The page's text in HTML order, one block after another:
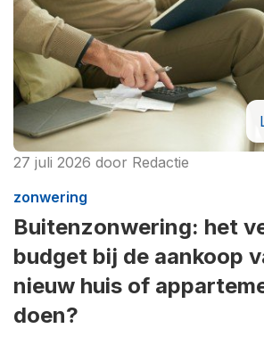
27 juli 2026 door Redactie
zonwering
Buitenzonwering: het
budget bij de aankoop
nieuw huis of
doen?